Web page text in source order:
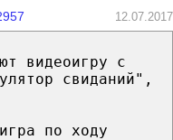
12.07.2017
видеоигру с
свиданий",
по ходу